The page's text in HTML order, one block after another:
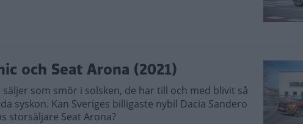
och Seat Arona (2021)
som smör i solsken, de har till och med blivit så
syskon. Kan Sveriges billigaste nybil Dacia Sandero
storsäljare Seat Arona?